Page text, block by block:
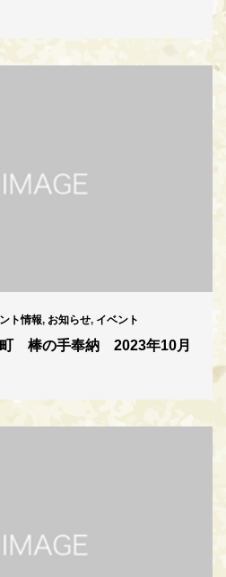
ト情報, お知らせ, イベント
町 棒の手奉納 2023年10月